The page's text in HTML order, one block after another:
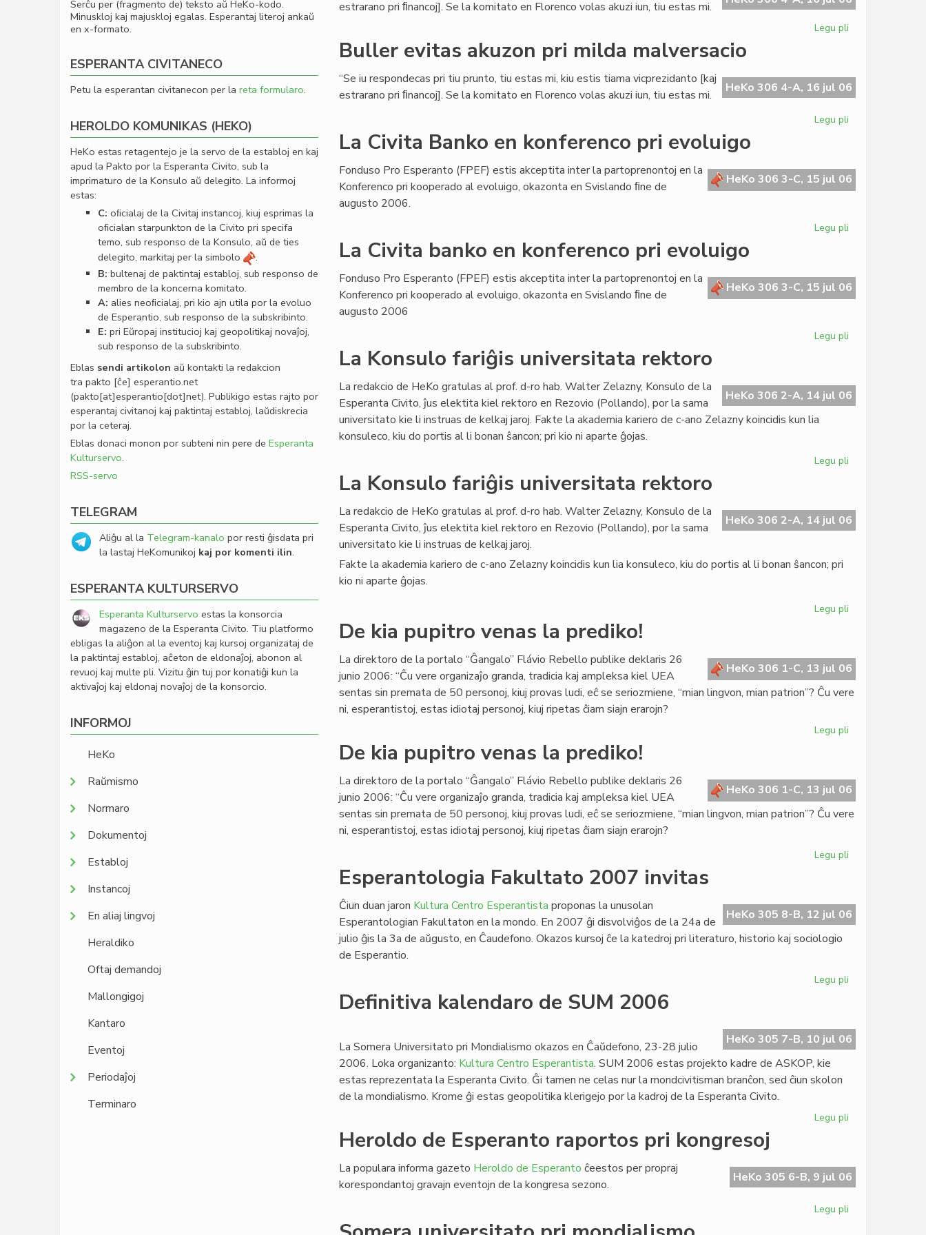
estrarano pri ﬁnancoj]. Se la komitato en Florenco volas akuzi iun, tiu estas mi.
Legu pli
pri
milda
Buller evitas akuzon pri milda malversacio
HeKo 306 4-A, 16 jul 06
“Se iu respondecas pri tiu prunto, tiu estas mi, kiu estis tiama vicprezidanto [kaj
estrarano pri ﬁnancoj]. Se la komitato en Florenco volas akuzi iun, tiu estas mi.
Legu pli
pri
milda
La Civita Banko en konferenco pri evoluigo
HeKo 306 3-C, 15 jul 06
Fonduso Pro Esperanto (FPEF) estis akceptita inter la partoprenontoj en la
Konferenco pri kooperado al evoluigo, okazonta en Svislando ﬁne de
augusto 2006.
Legu pli
en
konferenco
La Civita banko en konferenco pri evoluigo
HeKo 306 3-C, 15 jul 06
Fonduso Pro Esperanto (FPEF) estis akceptita inter la partoprenontoj en la
Konferenco pri kooperado al evoluigo, okazonta en Svislando ﬁne de
augusto 2006
Legu pli
en
konferenco
La Konsulo fariĝis universitata rektoro
HeKo 306 2-A, 14 jul 06
La redakcio de HeKo gratulas al prof. d-ro hab. Walter Zelazny, Konsulo de la
Esperanta Civito, ĵus elektita kiel rektoro en Rezovio (Pollando), por la sama
universitato kie li instruas de kelkaj jaroj. Fakte la akademia kariero de c-ano Zelazny koincidis kun lia
konsuleco, kiu do portis al li bonan ŝancon; pri kio ni aparte ĝojas.
Legu pli
universitata
rektoro
La Konsulo fariĝis universitata rektoro
HeKo 306 2-A, 14 jul 06
La redakcio de HeKo gratulas al prof. d-ro hab. Walter Zelazny, Konsulo de la
Esperanta Civito, ĵus elektita kiel rektoro en Rezovio (Pollando), por la sama
universitato kie li instruas de kelkaj jaroj.
Fakte la akademia kariero de c-ano Zelazny koincidis kun lia konsuleco, kiu do portis al li bonan ŝancon; pri
kio ni aparte ĝojas.
Legu pli
universitata
rektoro
De kia pupitro venas la prediko!
HeKo 306 1-C, 13 jul 06
La direktoro de la portalo “Ĝangalo” Flávio Rebello publike deklaris 26
junio 2006: “Ĉu vere organizaĵo granda, tradicia kaj ampleksa kiel UEA
sentas sin premata de 50 personoj, kiuj provas ludi, eĉ se seriozmiene, “mian lingvon, mian patrion”? Ĉu vere
ni, esperantistoj, estas idiotaj personoj, kiuj ripetas ĉiam siajn erarojn?
Legu pli
venas
la
prediko!
De kia pupitro venas la prediko!
HeKo 306 1-C, 13 jul 06
La direktoro de la portalo “Ĝangalo” Flávio Rebello publike deklaris 26
junio 2006: “Ĉu vere organizaĵo granda, tradicia kaj ampleksa kiel UEA
sentas sin premata de 50 personoj, kiuj provas ludi, eĉ se seriozmiene, “mian lingvon, mian patrion”? Ĉu vere
ni, esperantistoj, estas idiotaj personoj, kiuj ripetas ĉiam siajn erarojn?
Legu pli
venas
la
Esperantologia Fakultato 2007 invitas
HeKo 305 8-B, 12 jul 06
Ĉiun duan jaron Kultura Centro Esperantista proponas la unusolan
Esperantologian Fakultaton en la mondo. En 2007 ĝi disvolviĝos de la 24a de
julio ĝis la 3a de aŭgusto, en Ĉaudefono. Okazos kursoj ĉe la katedroj pri literaturo, historio kaj sociologio
de Esperantio.
Legu pli
invitas
Definitiva kalendaro de SUM 2006
HeKo 305 7-B, 10 jul 06
La Somera Universitato pri Mondialismo okazos en Ĉaŭdefono, 23-28 julio
2006. Loka organizanto: Kultura Centro Esperantista. SUM 2006 estas projekto kadre de ASKOP, kie
estas reprezentata la Esperanta Civito. Ĝi tamen ne celas nur la mondcivitisman branĉon, sed ĉiun skolon
de la mondialismo. Krome ĝi estas geopolitika klerigejo por la kadroj de la Esperanta Civito.
Legu pli
SUM
2006
Heroldo de Esperanto raportos pri kongresoj
HeKo 305 6-B, 9 jul 06
La populara informa gazeto Heroldo de Esperanto ĉeestos per propraj
korespondantoj gravajn eventojn de la kongresa sezono.
Legu pli
Serĉu per (fragmento de) teksto aŭ HeKo-kodo.
Minuskloj kaj majuskloj egalas. Esperantaj literoj ankaŭ
en x-formato.
ESPERANTA CIVITANECO
Petu la esperantan civitanecon per la reta formularo.
HEROLDO KOMUNIKAS (HEKO)
HeKo estas retagentejo je la servo de la establoj en kaj
apud la Pakto por la Esperanta Civito, sub la
imprimaturo de la Konsulo aŭ delegito. La informoj
estas:
C: oﬁcialaj de la Civitaj instancoj, kiuj esprimas la
oﬁcialan starpunkton de la Civito pri specifa
temo, sub responso de la Konsulo, aŭ de ties
delegito, markitaj per la simbolo
.
B: bultenaj de paktintaj establoj, sub responso de
membro de la koncerna komitato.
A: alies neoﬁcialaj, pri kio ajn utila por la evoluo
de Esperantio, sub responso de la subskribinto.
E: pri Eŭropaj institucioj kaj geopolitikaj novaĵoj,
sub responso de la subskribinto.
Eblas sendi artikolon aŭ kontakti la redakcion
tra pakto [ĉe] esperantio.net
(pakto[at]esperantio[dot]net). Publikigo estas rajto por
esperantaj civitanoj kaj paktintaj establoj, laŭdiskrecia
por la ceteraj.
Eblas donaci monon por subteni nin pere de Esperanta
Kulturservo.
RSS-servo
TELEGRAM
Aliĝu al la Telegram-kanalo por resti ĝisdata pri
la lastaj HeKomunikoj kaj por komenti ilin.
ESPERANTA KULTURSERVO
Esperanta Kulturservo estas la konsorcia
magazeno de la Esperanta Civito. Tiu platformo
ebligas la aliĝon al la eventoj kaj kursoj organizataj de
la paktintaj establoj, aĉeton de eldonaĵoj, abonon al
revuoj kaj multe pli. Vizitu ĝin tuj por konatiĝi kun la
aktivaĵoj kaj eldonaj novaĵoj de la konsorcio.
INFORMOJ
HeKo
Raŭmismo
Normaro
Dokumentoj
Establoj
Instancoj
En aliaj lingvoj
Heraldiko
Oftaj demandoj
Mallongigoj
Kantaro
Eventoj
Periodaĵoj
Terminaro